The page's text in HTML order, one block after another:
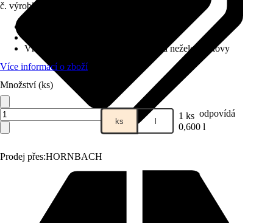
Prodej přes:HORNBACH
č. výrobku
Vhodné pro podklad
Kov, Železné a neželezné kovy
Více informací o zboží
Množství (ks)
ks l 1 ks odpovídá
0,600 l